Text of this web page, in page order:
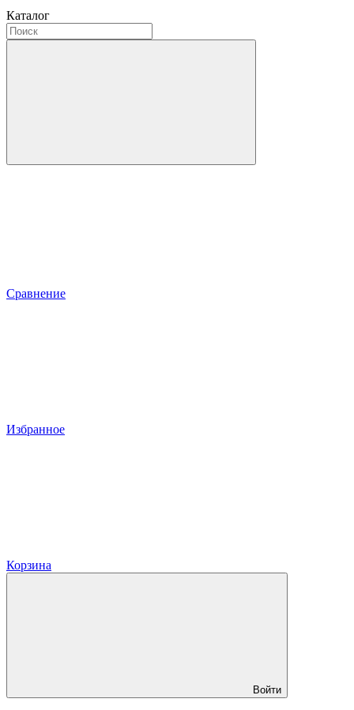
Каталог
Сравнение
Избранное
Корзина
Войти